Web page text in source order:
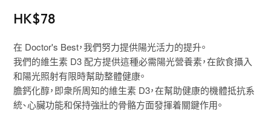
HK$78
在 Doctor's Best，我們努力提供陽光活力的提升。
我們的維生素 D3 配方提供這種必需陽光營養素，在飲食攝入
和陽光照射有限時幫助整體健康。
膽鈣化醇，即衆所周知的維生素 D3，在幫助健康的機體抵抗系
統、心臟功能和保持強壯的骨骼方面發揮着關鍵作用。